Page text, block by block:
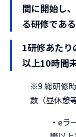
間に開始し
る研修であ
1研修あた
以上10時間
※9 総研修
数（昼休憩
・eラ